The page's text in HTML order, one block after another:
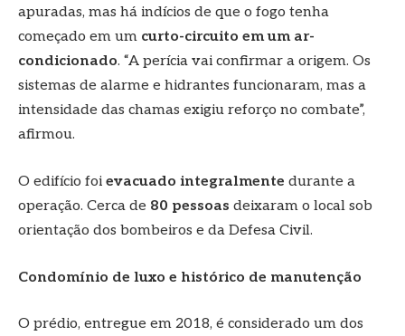
apuradas, mas há indícios de que o fogo tenha
começado em um curto-circuito em um ar-
condicionado. “A perícia vai confirmar a origem. Os
sistemas de alarme e hidrantes funcionaram, mas a
intensidade das chamas exigiu reforço no combate”,
afirmou.
O edifício foi evacuado integralmente durante a
operação. Cerca de 80 pessoas deixaram o local sob
orientação dos bombeiros e da Defesa Civil.
Condomínio de luxo e histórico de manutenção
O prédio, entregue em 2018, é considerado um dos